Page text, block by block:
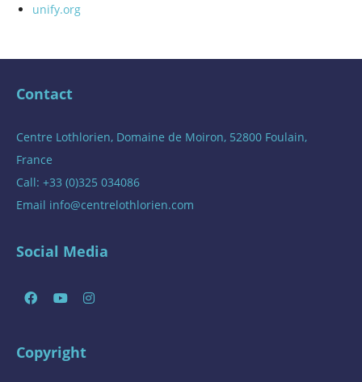
unify.org
Contact
Centre Lothlorien, Domaine de Moiron, 52800 Foulain,
France
Call: +33 (0)325 034086
Email info@centrelothlorien.com
Social Media
Copyright